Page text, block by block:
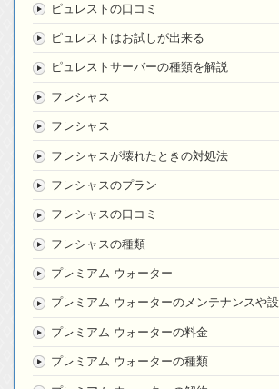
ピュレストの口コミ
ピュレストはお試しが出来る
ピュレストサーバーの種類を解説
フレシャス
フレシャス
フレシャスが壊れたときの対処法
フレシャスのプラン
フレシャスの口コミ
フレシャスの種類
プレミアム ウォーター
プレミアム ウォーターのメンテナンスや
プレミアム ウォーターの料金
プレミアム ウォーターの種類